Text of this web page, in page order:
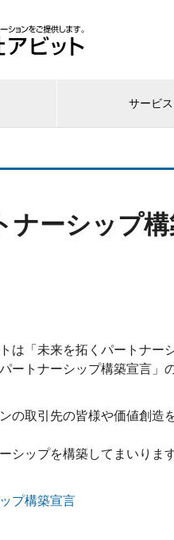
サービス
ナーシップ
は「未来を拓くパートナー
ートナーシップ構築宣言」
の取引先の皆様や価値創造
シップを構築してまいります
プ構築宣言